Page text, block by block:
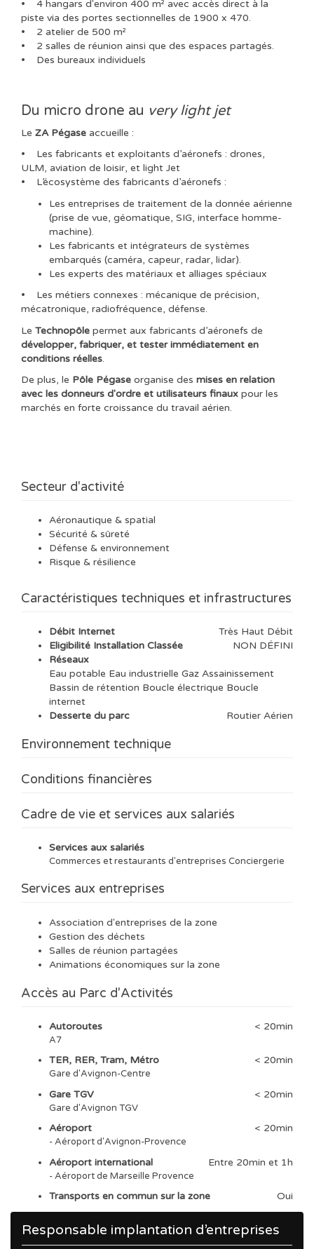
• 4 hangars d'environ 400 m² avec accès direct à la
piste via des portes sectionnelles de 1900 x 470.
• 2 atelier de 500 m²
• 2 salles de réunion ainsi que des espaces partagés.
• Des bureaux individuels
Du micro drone au very light jet
Le ZA Pégase accueille :
• Les fabricants et exploitants d’aéronefs : drones,
ULM, aviation de loisir, et light Jet
• L’écosystème des fabricants d’aéronefs :
Les entreprises de traitement de la donnée aérienne
(prise de vue, géomatique, SIG, interface homme-
machine).
Les fabricants et intégrateurs de systèmes
embarqués (caméra, capeur, radar, lidar).
Les experts des matériaux et alliages spéciaux
• Les métiers connexes : mécanique de précision,
mécatronique, radiofréquence, défense.
Le Technopôle permet aux fabricants d’aéronefs de
développer, fabriquer, et tester immédiatement en
conditions réelles.
De plus, le Pôle Pégase organise des mises en relation
avec les donneurs d'ordre et utilisateurs finaux pour les
marchés en forte croissance du travail aérien.
Secteur d'activité
Aéronautique & spatial
Sécurité & sûreté
Défense & environnement
Risque & résilience
Caractéristiques techniques et infrastructures
Débit Internet
Très Haut Débit
Eligibilité Installation Classée
NON DÉFINI
Réseaux
Eau potable Eau industrielle Gaz Assainissement
Bassin de rétention Boucle électrique Boucle
internet
Desserte du parc
Routier Aérien
Environnement technique
Conditions financières
Cadre de vie et services aux salariés
Services aux salariés
Commerces et restaurants d'entreprises Conciergerie
Services aux entreprises
Association d'entreprises de la zone
Gestion des déchets
Salles de réunion partagées
Animations économiques sur la zone
Accès au Parc d'Activités
Autoroutes < 20min
A7
TER, RER, Tram, Métro < 20min
Gare d'Avignon-Centre
Gare TGV < 20min
Gare d'Avignon TGV
Aéroport < 20min
- Aéroport d'Avignon-Provence
Aéroport international Entre 20min et 1h
- Aéroport de Marseille Provence
Transports en commun sur la zone Oui
Responsable implantation d’entreprises